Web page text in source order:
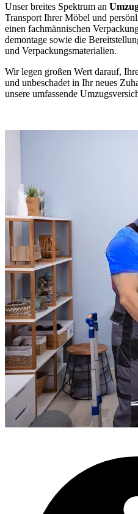
Unser breites Spektrum an
Transport Ihrer Möbel und
einen fachmännischen
demontage sowie die
und Verpackungsmaterialien.
Wir legen großen Wert darauf,
und unbeschadet in Ihr neues
unsere umfassende